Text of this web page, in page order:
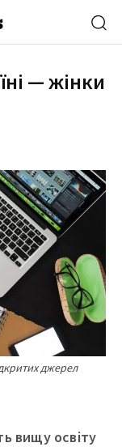
— жінки
джерел
вищу освіту